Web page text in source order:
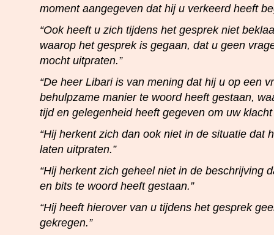
moment aangegeven dat hij u verkeerd heeft
“Ook heeft u zich tijdens het gesprek niet
waarop het gesprek is gegaan, dat u geen
mocht uitpraten.”
“De heer Libari is van mening dat hij u op een
behulpzame manier te woord heeft gestaan,
tijd en gelegenheid heeft gegeven om uw klacht
“Hij herkent zich dan ook niet in de situatie dat
laten uitpraten.”
“Hij herkent zich geheel niet in de beschrijving
en bits te woord heeft gestaan.”
“Hij heeft hierover van u tijdens het gesprek
gekregen.”